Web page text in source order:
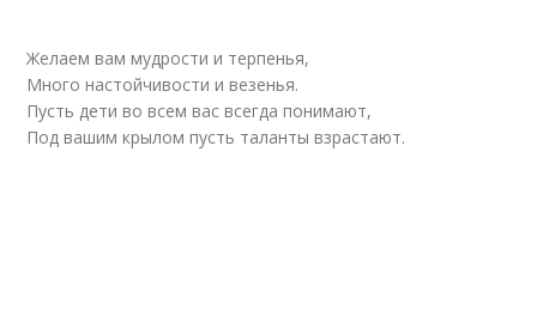
Желаем вам мудрости и терпенья,
Много настойчивости и везенья.
Пусть дети во всем вас всегда понимают,
Под вашим крылом пусть таланты взрастают.